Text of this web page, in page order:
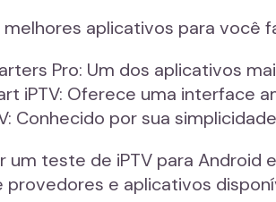
melhores aplicativos para você
Pro: Um dos aplicativos
iPTV: Oferece uma interface
Conhecido por sua
um teste de iPTV para
provedores e aplicativos